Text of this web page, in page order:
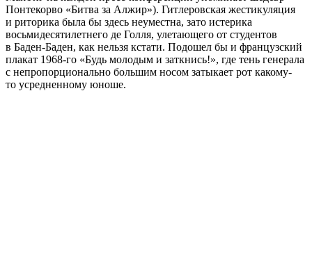
Понтекорво «Битва за Алжир»). Гитлеровская жестикуляция
и риторика была бы здесь неуместна, зато истерика
восьмидесятилетнего де Голля, улетающего от студентов
в Баден-Баден, как нельзя кстати. Подошел бы и французский
плакат 1968-го «Будь молодым и заткнись!», где тень генерала
с непропорционально большим носом затыкает рот какому-
то усредненному юноше.